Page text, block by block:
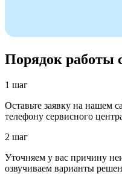
Порядок работы
1 шаг
Оставьте заявку на нашем
телефону сервисного
2 шаг
Уточняем у вас причину
озвучиваем варианты